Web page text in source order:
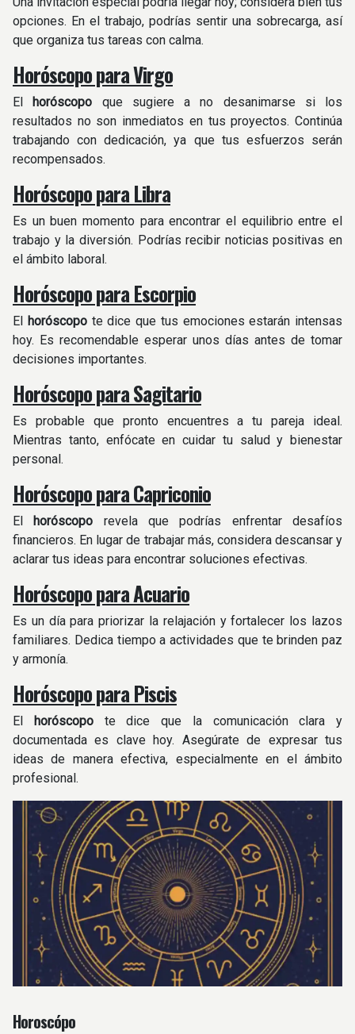
opciones. En el trabajo, podrías sentir una sobrecarga, así
que organiza tus tareas con calma. ​
Horóscopo para Virgo
El horóscopo que sugiere a no desanimarse si los
resultados no son inmediatos en tus proyectos. Continúa
trabajando con dedicación, ya que tus esfuerzos serán
recompensados.
Horóscopo para Libra
Es un buen momento para encontrar el equilibrio entre el
trabajo y la diversión. Podrías recibir noticias positivas en
el ámbito laboral.
Horóscopo para Escorpio
El horóscopote dice que tus emociones estarán intensas
hoy. Es recomendable esperar unos días antes de tomar
decisiones importantes. ​
Horóscopo para Sagitario
Es probable que pronto encuentres a tu pareja ideal.
Mientras tanto, enfócate en cuidar tu salud y bienestar
personal.
Horóscopo para Capriconio
El horóscopo revela que podrías enfrentar desafíos
financieros. En lugar de trabajar más, considera descansar y
aclarar tus ideas para encontrar soluciones efectivas.
Horóscopo para Acuario
Es un día para priorizar la relajación y fortalecer los lazos
familiares. Dedica tiempo a actividades que te brinden paz
y armonía.
Horóscopo para Piscis
El horóscopote dice que la comunicación clara y
documentada es clave hoy. Asegúrate de expresar tus
ideas de manera efectiva, especialmente en el ámbito
profesional.
Horoscópo